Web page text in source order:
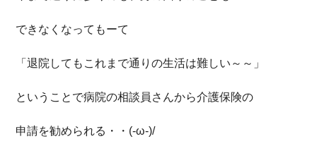
できなくなってもーて
「退院してもこれまで通りの生活は難しい～～」
ということで病院の相談員さんから介護保険の
申請を勧められる・・(-ω-)/